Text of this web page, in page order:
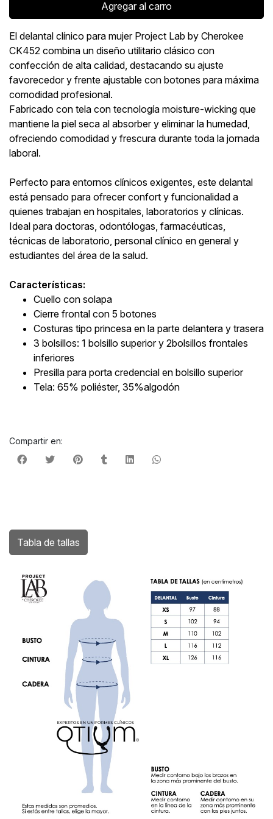
Agregar al carro
El delantal clínico para mujer Project Lab by Cherokee
CK452 combina un diseño utilitario clásico con
confección de alta calidad, destacando su ajuste
favorecedor y frente ajustable con botones para máxima
comodidad profesional.
Fabricado con tela con tecnología moisture-wicking que
mantiene la piel seca al absorber y eliminar la humedad,
ofreciendo comodidad y frescura durante toda la jornada
laboral.
Perfecto para entornos clínicos exigentes, este delantal
está pensado para ofrecer confort y funcionalidad a
quienes trabajan en hospitales, laboratorios y clínicas.
Ideal para doctoras, odontólogas, farmacéuticas,
técnicas de laboratorio, personal clínico en general y
estudiantes del área de la salud.
Características:
Cuello con solapa
Cierre frontal con 5 botones
Costuras tipo princesa en la parte delantera y trasera
3 bolsillos: 1 bolsillo superior y 2bolsillos frontales
inferiores
Presilla para porta credencial en bolsillo superior
Tela: 65% poliéster, 35%algodón
Compartir en:
Tabla de tallas